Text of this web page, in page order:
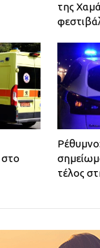
της
στο
τέλος